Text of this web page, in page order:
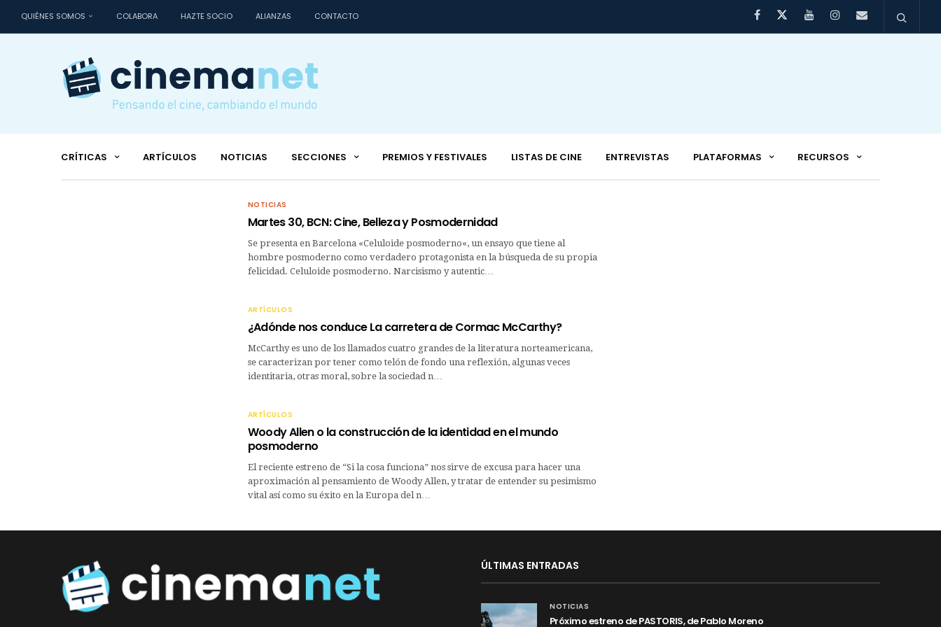
QUIÉNES SOMOS COLABORA HAZTE SOCIO ALIANZAS CONTACTO
CRÍTICAS ARTÍCULOS NOTICIAS SECCIONES PREMIOS Y FESTIVALES LISTAS DE CINE ENTREVISTAS PLATAFORMAS RECURSOS
NOTICIAS
Martes 30, BCN: Cine, Belleza y Posmodernidad
Se presenta en Barcelona «Celuloide posmoderno«, un ensayo que tiene al
hombre posmoderno como verdadero protagonista en la búsqueda de su propia
felicidad. Celuloide posmoderno. Narcisismo y autentic…
ARTÍCULOS
¿Adónde nos conduce La carretera de Cormac McCarthy?
McCarthy es uno de los llamados cuatro grandes de la literatura norteamericana,
se caracterizan por tener como telón de fondo una reflexión, algunas veces
identitaria, otras moral, sobre la sociedad n…
ARTÍCULOS
Woody Allen o la construcción de la identidad en el mundo
posmoderno
El reciente estreno de “Si la cosa funciona” nos sirve de excusa para hacer una
aproximación al pensamiento de Woody Allen, y tratar de entender su pesimismo
vital así como su éxito en la Europa del n…
ÚLTIMAS ENTRADAS
NOTICIAS
Próximo estreno de PASTORIS, de Pablo Moreno